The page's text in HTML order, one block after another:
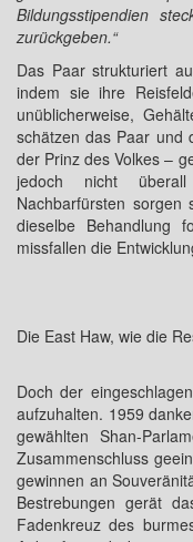
Bildungsstipendien
zurückgeben.“
Das Paar strukturiert
indem sie ihre
unüblicherweise,
schätzen das Paar und
der Prinz des Volkes –
jedoch nicht
Nachbarfürsten
dieselbe Behandlung
missfallen die
Die East Haw, wie die
Doch der
aufzuhalten. 1959
gewählten Shan-
Zusammenschluss
gewinnen an
Bestrebungen gerät
Fadenkreuz des